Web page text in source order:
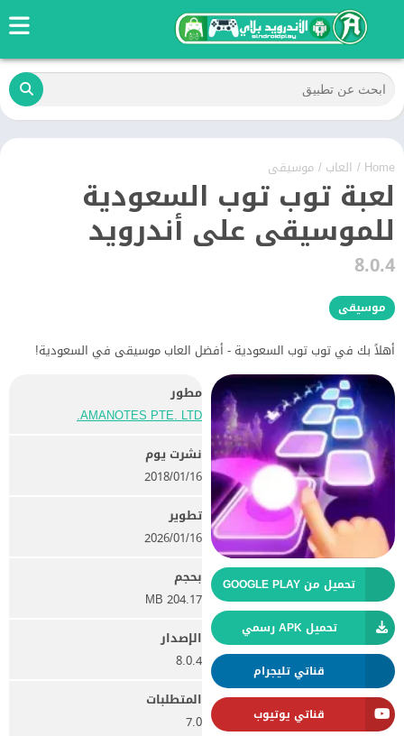
Home
/ العاب / موسيقى
لعبة توب توب السعودية
للموسيقى على أندرويد
8.0.4
موسيقى
أهلاً بك في توب توب السعودية - أفضل العاب موسيقى في السعودية!
تحميل من GOOGLE PLAY
تحميل APK رسمي
قناتي تليجرام
قناتي يوتيوب
مطور
AMANOTES PTE. LTD.
نشرت يوم
16‏/01‏/2018
تطوير
16‏/01‏/2026
بحجم
204.17 MB
الإصدار
8.0.4
المتطلبات
7.0